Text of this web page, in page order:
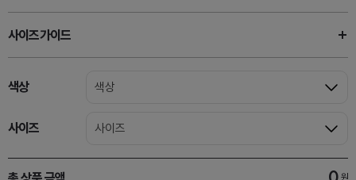
사이즈가이드
색상 색상
사이즈 사이즈
원